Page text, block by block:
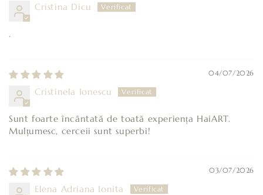
Cristina Dicu
.
04/07/2026
Cristinela Ionescu
Sunt foarte încântată de toată experiența HaiART.
Mulțumesc, cerceii sunt superbi!
03/07/2026
Elena Adriana Ionita